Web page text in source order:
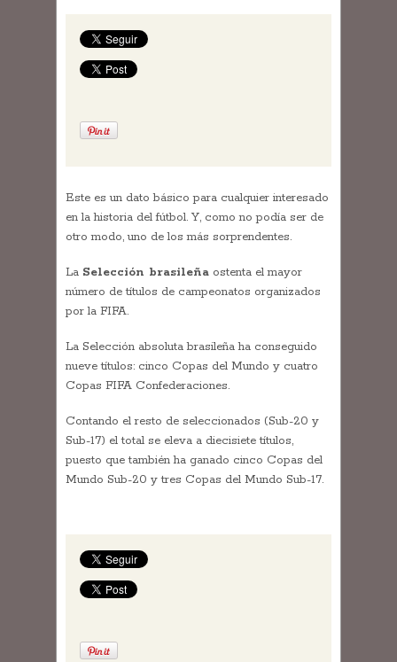
Este es un dato básico para cualquier interesado
en la historia del fútbol. Y, como no podía ser de
otro modo, uno de los más sorprendentes.
La Selección brasileña ostenta el mayor
número de títulos de campeonatos organizados
por la FIFA.
La Selección absoluta brasileña ha conseguido
nueve títulos: cinco Copas del Mundo y cuatro
Copas FIFA Confederaciones.
Contando el resto de seleccionados (Sub-20 y
Sub-17) el total se eleva a diecisiete títulos,
puesto que también ha ganado cinco Copas del
Mundo Sub-20 y tres Copas del Mundo Sub-17.